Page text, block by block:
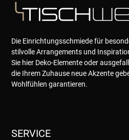
Die Einrichtungsschmiede für
stilvolle Arrangements und
Sie hier Deko-Elemente oder
die Ihrem Zuhause neue Akzente
Wohlfühlen garantieren.
SERVICE